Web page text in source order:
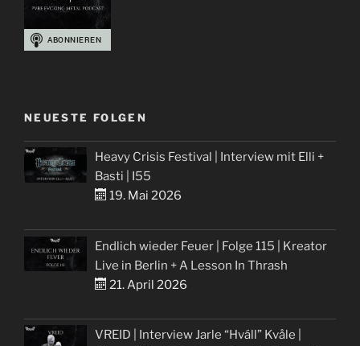
NEUESTE FOLGEN
Heavy Crisis Festival | Interview mit Elli +
Basti | I55
19. Mai 2026
Endlich wieder Feuer | Folge 115 | Kreator
Live in Berlin + A Lesson In Thrash
21. April 2026
VREID | Interview Jarle “Hváll” Kvåle |